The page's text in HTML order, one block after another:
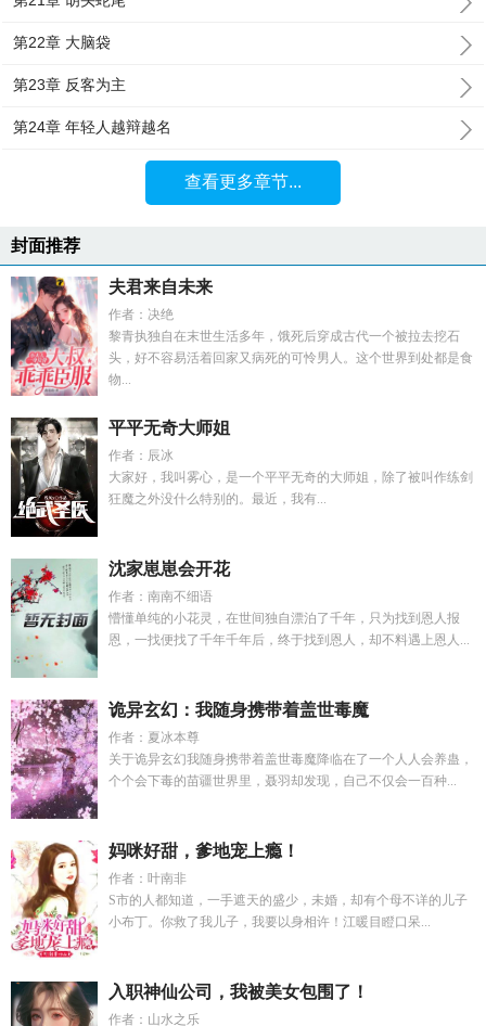
第22章 大脑袋
第23章 反客为主
第24章 年轻人越辩越名
查看更多章节...
封面推荐
夫君来自未来
作者：决绝
黎青执独自在末世生活多年，饿死后穿成古代一个被拉去挖石
头，好不容易活着回家又病死的可怜男人。这个世界到处都是食
物...
平平无奇大师姐
作者：辰冰
大家好，我叫雾心，是一个平平无奇的大师姐，除了被叫作练剑
狂魔之外没什么特别的。最近，我有...
沈家崽崽会开花
作者：南南不细语
懵懂单纯的小花灵，在世间独自漂泊了千年，只为找到恩人报
恩，一找便找了千年千年后，终于找到恩人，却不料遇上恩人...
诡异玄幻：我随身携带着盖世毒魔
作者：夏冰本尊
关于诡异玄幻我随身携带着盖世毒魔降临在了一个人人会养蛊，
个个会下毒的苗疆世界里，聂羽却发现，自己不仅会一百种...
妈咪好甜，爹地宠上瘾！
作者：叶南非
S市的人都知道，一手遮天的盛少，未婚，却有个母不详的儿子
小布丁。你救了我儿子，我要以身相许！江暖目瞪口呆...
入职神仙公司，我被美女包围了！
作者：山水之乐